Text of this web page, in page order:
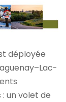
déployée
un volet de